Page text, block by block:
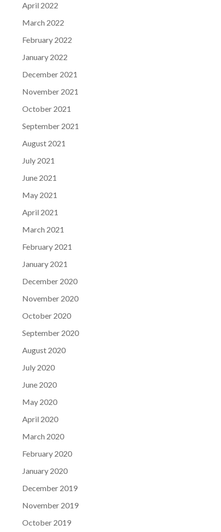
April 2022
March 2022
February 2022
January 2022
December 2021
November 2021
October 2021
September 2021
August 2021
July 2021
June 2021
May 2021
April 2021
March 2021
February 2021
January 2021
December 2020
November 2020
October 2020
September 2020
August 2020
July 2020
June 2020
May 2020
April 2020
March 2020
February 2020
January 2020
December 2019
November 2019
October 2019